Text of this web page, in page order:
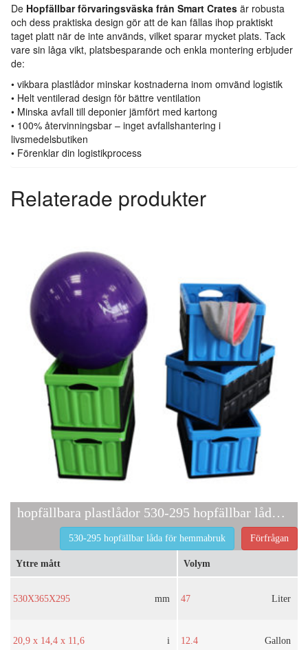
De Hopfällbar förvaringsväska från Smart Crates är robusta
och dess praktiska design gör att de kan fällas ihop praktiskt
taget platt när de inte används, vilket sparar mycket plats. Tack
vare sin låga vikt, platsbesparande och enkla montering erbjuder
de:
• vikbara plastlådor minskar kostnaderna inom omvänd logistik
• Helt ventilerad design för bättre ventilation
• Minska avfall till deponier jämfört med kartong
• 100% återvinningsbar – inget avfallshantering i
livsmedelsbutiken
• Förenklar din logistikprocess
Relaterade produkter
hopfällbara plastlådor 530-295 hopfällbar låda för hemmabruk
Förfrågan
530-295 hopfällbar låda för hemmabruk
Yttre mått
530X365X295 mm
20,9 x 14,4 x 11,6 i
Volym
47 Liter
12.4 Gallon